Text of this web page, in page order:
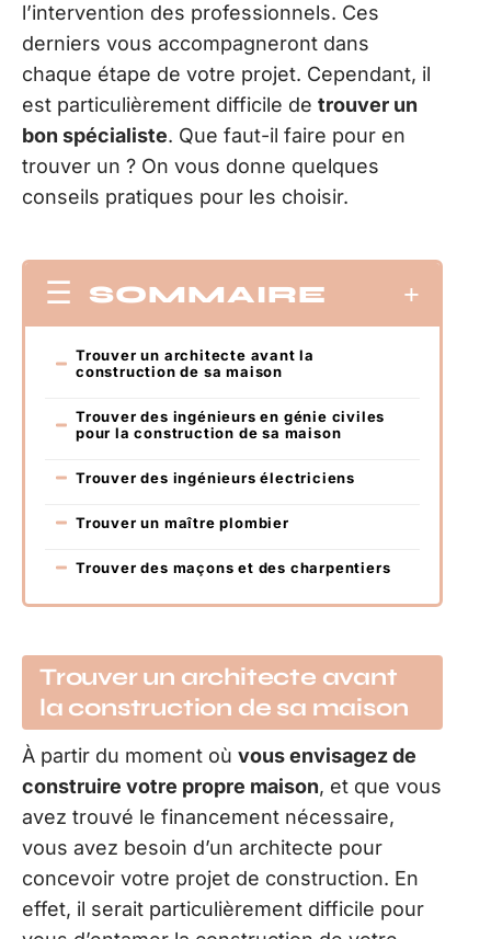
l’intervention des professionnels. Ces
derniers vous accompagneront dans
chaque étape de votre projet. Cependant, il
est particulièrement difficile de trouver un
bon spécialiste. Que faut-il faire pour en
trouver un ? On vous donne quelques
conseils pratiques pour les choisir.
SOMMAIRE
Trouver un architecte avant la
construction de sa maison
Trouver des ingénieurs en génie civiles
pour la construction de sa maison
Trouver des ingénieurs électriciens
Trouver un maître plombier
Trouver des maçons et des charpentiers
Trouver un architecte avant
la construction de sa maison
À partir du moment où vous envisagez de
construire votre propre maison, et que vous
avez trouvé le financement nécessaire,
vous avez besoin d’un architecte pour
concevoir votre projet de construction. En
effet, il serait particulièrement difficile pour